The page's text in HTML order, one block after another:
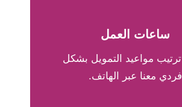
ساعات العمل
ترتيب مواعيد التمويل بشكل
فردي معنا عبر الهاتف.